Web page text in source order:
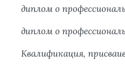
диплом о
диплом о
Квалификация,